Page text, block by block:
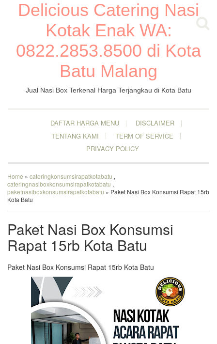
Delicious Catering Nasi
Kotak Enak WA:
0822.2853.8500 di Kota
Batu Malang
Jual Nasi Box Terkenal Harga Terjangkau di Kota Batu
DAFTAR HARGA MENU
DISCLAIMER
TENTANG KAMI
TERM OF SERVICE
PRIVACY POLICY
Home » cateringkonsumsirapatkotabatu ,
cateringnasiboxkonsumsirapatkotabatu ,
paketnasiboxkonsumsirapatkotabatu » Paket Nasi Box Konsumsi Rapat 15rb
Kota Batu
Paket Nasi Box Konsumsi
Rapat 15rb Kota Batu
Paket Nasi Box Konsumsi Rapat 15rb Kota Batu